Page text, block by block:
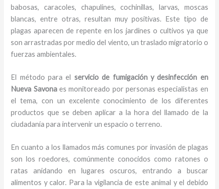
babosas, caracoles, chapulines, cochinillas, larvas, moscas
blancas, entre otras, resultan muy positivas. Este tipo de
plagas aparecen de repente en los jardines o cultivos ya que
son arrastradas por medio del viento, un traslado migratorio o
fuerzas ambientales.
El método para el servicio de fumigación y desinfección en
Nueva Savonaes monitoreado por personas especialistas en
el tema, con un excelente conocimiento de los diferentes
productos que se deben aplicar a la hora del llamado de la
ciudadanía para intervenir un espacio o terreno.
En cuanto a los llamados más comunes por invasión de plagas
son los roedores, comúnmente conocidos como ratones o
ratas anidando en lugares oscuros, entrando a buscar
alimentos y calor. Para la vigilancia de este animal y el debido